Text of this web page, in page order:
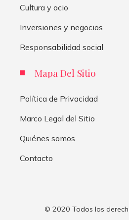
Cultura y ocio
Inversiones y negocios
Responsabilidad social
Mapa Del Sitio
Política de Privacidad
Marco Legal del Sitio
Quiénes somos
Contacto
© 2020 Todos los